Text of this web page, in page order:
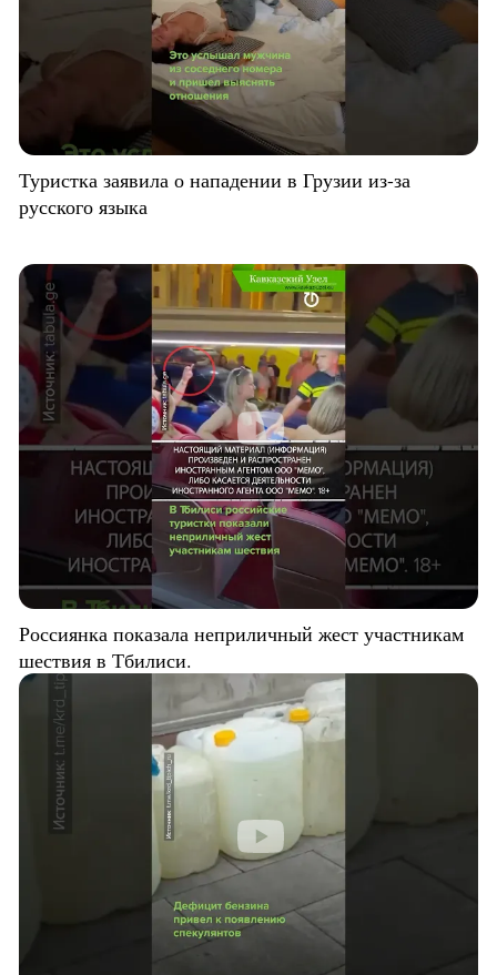
Туристка заявила о нападении в Грузии из-за
русского языка
Россиянка показала неприличный жест участникам
шествия в Тбилиси.